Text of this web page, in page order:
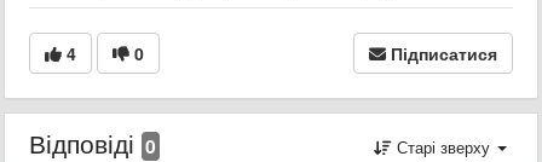
4 0 Підписатися
Відповіді 0 Старі зверху